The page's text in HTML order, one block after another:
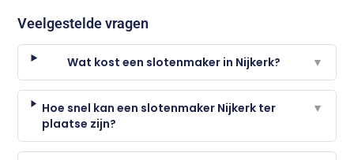
Veelgestelde vragen
Wat kost een slotenmaker in Nijkerk? ▼
Hoe snel kan een slotenmaker Nijkerk ter
plaatse zijn?
▼